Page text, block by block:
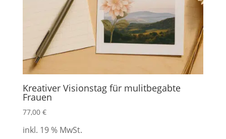
Kreativer Visionstag für mulitbegabte
Frauen
77,00 €
inkl. 19 % MwSt.